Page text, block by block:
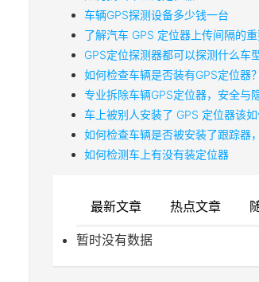
车辆GPS探测设备多少钱一台
了解汽车 GPS 定位器上传间隔的
GPS定位探测器都可以探测什么车
如何检查车辆是否装有GPS定位器？
专业拆除车辆GPS定位器，安全与
车上被别人安装了 GPS 定位器该如
如何检查车辆是否被安装了跟踪器
如何检测车上有没有装定位器
最新文章 热点文章
暂时没有数据